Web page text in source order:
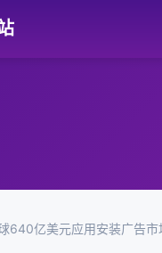
640亿美元应用安装广告市